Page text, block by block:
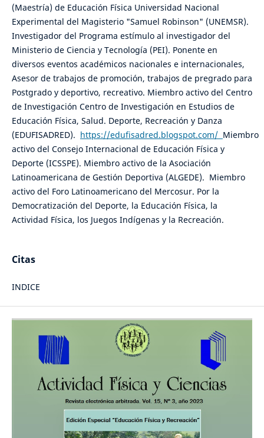
(Maestría) de Educación Física Universidad Nacional
Experimental del Magisterio "Samuel Robinson" (UNEMSR).
Investigador del Programa estímulo al investigador del
Ministerio de Ciencia y Tecnología (PEI). Ponente en
diversos eventos académicos nacionales e internacionales,
Asesor de trabajos de promoción, trabajos de pregrado para
Postgrado y deportivo, recreativo. Miembro activo del Centro
de Investigación Centro de Investigación en Estudios de
Educación Física, Salud. Deporte, Recreación y Danza
(EDUFISADRED). https://edufisadred.blogspot.com/ Miembro
activo del Consejo Internacional de Educación Física y
Deporte (ICSSPE). Miembro activo de la Asociación
Latinoamericana de Gestión Deportiva (ALGEDE). Miembro
activo del Foro Latinoamericano del Mercosur. Por la
Democratización del Deporte, la Educación Física, la
Actividad Física, los Juegos Indígenas y la Recreación.
Citas
INDICE